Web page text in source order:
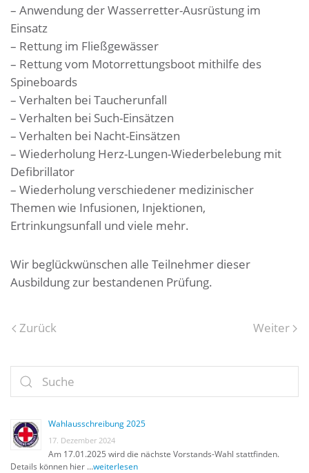
– Anwendung der Wasserretter-Ausrüstung im
Einsatz
– Rettung im Fließgewässer
– Rettung vom Motorrettungsboot mithilfe des
Spineboards
– Verhalten bei Taucherunfall
– Verhalten bei Such-Einsätzen
– Verhalten bei Nacht-Einsätzen
– Wiederholung Herz-Lungen-Wiederbelebung mit
Defibrillator
– Wiederholung verschiedener medizinischer
Themen wie Infusionen, Injektionen,
Ertrinkungsunfall und viele mehr.
Wir beglückwünschen alle Teilnehmer dieser
Ausbildung zur bestandenen Prüfung.
Zurück Weiter
Wahlausschreibung 2025
17. Dezember 2024
Am 17.01.2025 wird die nächste Vorstands-Wahl stattfinden.
Details können hier …weiterlesen